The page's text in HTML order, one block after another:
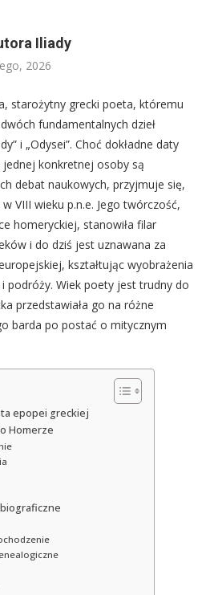
Iliady
2026
starożytny grecki poeta, któremu
fundamentalnych dzieł
i „Odysei”. Choć dokładne daty
konkretnej osoby są
debat naukowych, przyjmuje się,
VIII wieku p.n.e. Jego twórczość,
homeryckiej, stanowiła filar
i do dziś jest uznawana za
kształtując wyobrażenia
podróży. Wiek poety jest trudny do
przedstawiała go na różne
barda po postać o mitycznym
epopei greckiej
Homerze